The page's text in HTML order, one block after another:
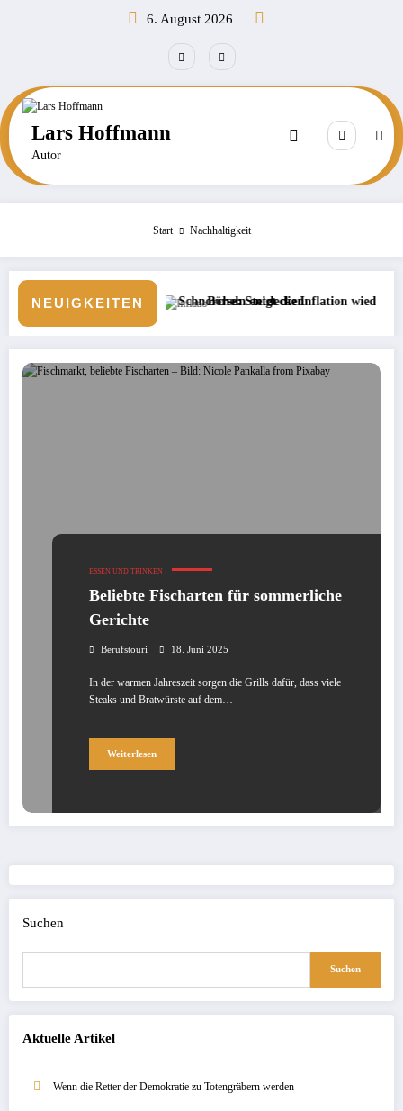
6. August 2026
Lars Hoffmann
Autor
Start Nachhaltigkeit
NEUIGKEITEN
Schnorcheln entdecken
Börse: Steigt die Inflation wieder? Neue
ESSEN UND TRINKEN
Beliebte Fischarten für sommerliche
Gerichte
Berufstouri 18. Juni 2025
In der warmen Jahreszeit sorgen die Grills dafür, dass viele
Steaks und Bratwürste auf dem…
Weiterlesen
Suchen
Suchen
Aktuelle Artikel
Wenn die Retter der Demokratie zu Totengräbern werden